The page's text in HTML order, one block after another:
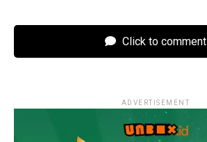
Click to comment
ADVERTISEMENT